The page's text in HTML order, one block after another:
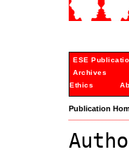
ESE
Archives
Ethics
Publication